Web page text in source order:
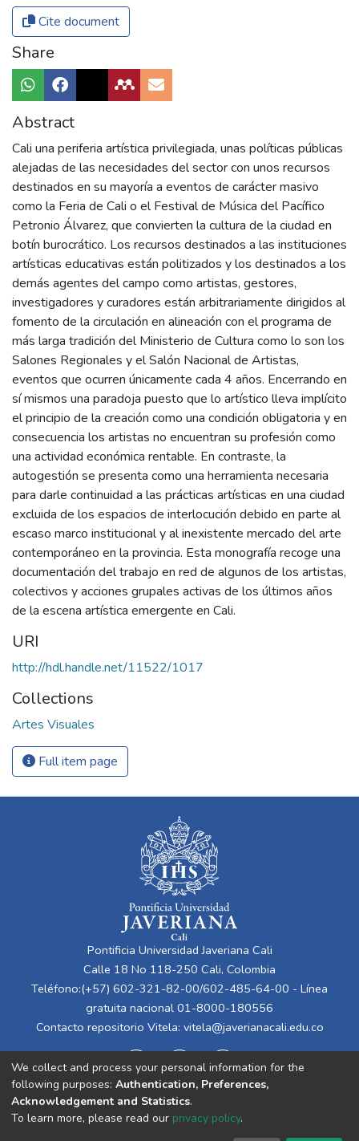
Cite document
Share
Abstract
Cali una periferia artística privilegiada, unas políticas públicas
alejadas de las necesidades del sector con unos recursos
destinados en su mayoría a eventos de carácter masivo
como la Feria de Cali o el Festival de Música del Pacífico
Petronio Álvarez, que convierten la cultura de la ciudad en
botín burocrático. Los recursos destinados a las instituciones
artísticas educativas están politizados y los destinados a los
demás agentes del campo como artistas, gestores,
investigadores y curadores están arbitrariamente dirigidos al
fomento de la circulación en alineación con el programa de
más larga tradición del Ministerio de Cultura como lo son los
Salones Regionales y el Salón Nacional de Artistas,
eventos que ocurren únicamente cada 4 años. Encerrando en
sí mismos una paradoja puesto que lo artístico lleva implícito
el principio de la creación como una condición obligatoria y en
consecuencia los artistas no encuentran su profesión como
una actividad económica rentable. En contraste, la
autogestión se presenta como una herramienta necesaria
para darle continuidad a las prácticas artísticas en una ciudad
excluida de los espacios de interlocución debido en parte al
escaso marco institucional y al inexistente mercado del arte
contemporáneo en la provincia. Esta monografía recoge una
documentación del trabajo en red de algunos de los artistas,
colectivos y acciones grupales activas de los últimos años
de la escena artística emergente en Cali.
URI
http://hdl.handle.net/11522/1017
Collections
Artes Visuales
Full item page
Pontificia Universidad Javeriana Cali
Calle 18 No 118-250 Cali, Colombia
Teléfono:(+57) 602-321-82-00/602-485-64-00 - Línea
gratuita nacional 01-8000-180556
Contacto repositorio Vitela: vitela@javerianacali.edu.co
We collect and process your personal information for the
following purposes: Authentication, Preferences,
Acknowledgement and Statistics.
To learn more, please read our privacy policy.